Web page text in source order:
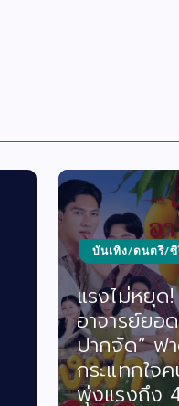
บันเทิง/ดนตรี/
แรงไม่หยุด!
อาจารย์ยอ
ปากจัด” ฟ
กระแทกใจ
พุ่งแรงถึง